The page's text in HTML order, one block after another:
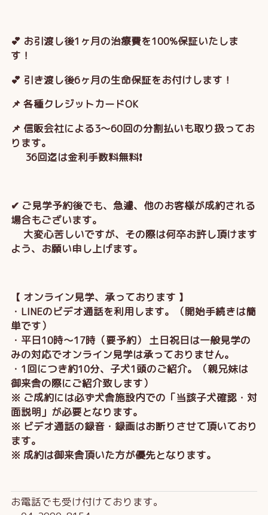
💕 お引渡し後1ヶ月の治療費を100%保証いたしま
す！
💕 引き渡し後6ヶ月の生命保証をお付けします！
📌 各種クレジットカードOK
📌 信販会社による3～60回の分割払いも取り扱ってお
ります。
36回迄は金利手数料無料❗
✔ ご見学予約後でも、急遽、他のお客様が成約される
場合もございます。
大変心苦しいですが、その際は何卒お許し頂けます
よう、お願い申し上げます。
【 オンライン見学、承っております 】
・LINEのビデオ通話を利用します。（開始手続きは簡
単です）
・平日10時～17時（要予約） 土日祝日は一般見学の
みの対応でオンライン見学は承っておりません。
・1回につき約10分、子犬1頭のご紹介。（親兄妹は
御来舎の際にご紹介致します）
※ ご成約には必ず犬舎施設内での「当該子犬確認・対
面説明」が必要となります。
※ ビデオ通話の録音・録画はお断りさせて頂いており
ます。
※ 成約は御来舎頂いた方が優先となります。
お電話でも受け付けております。